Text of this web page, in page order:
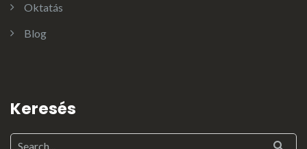
Oktatás
Blog
Keresés